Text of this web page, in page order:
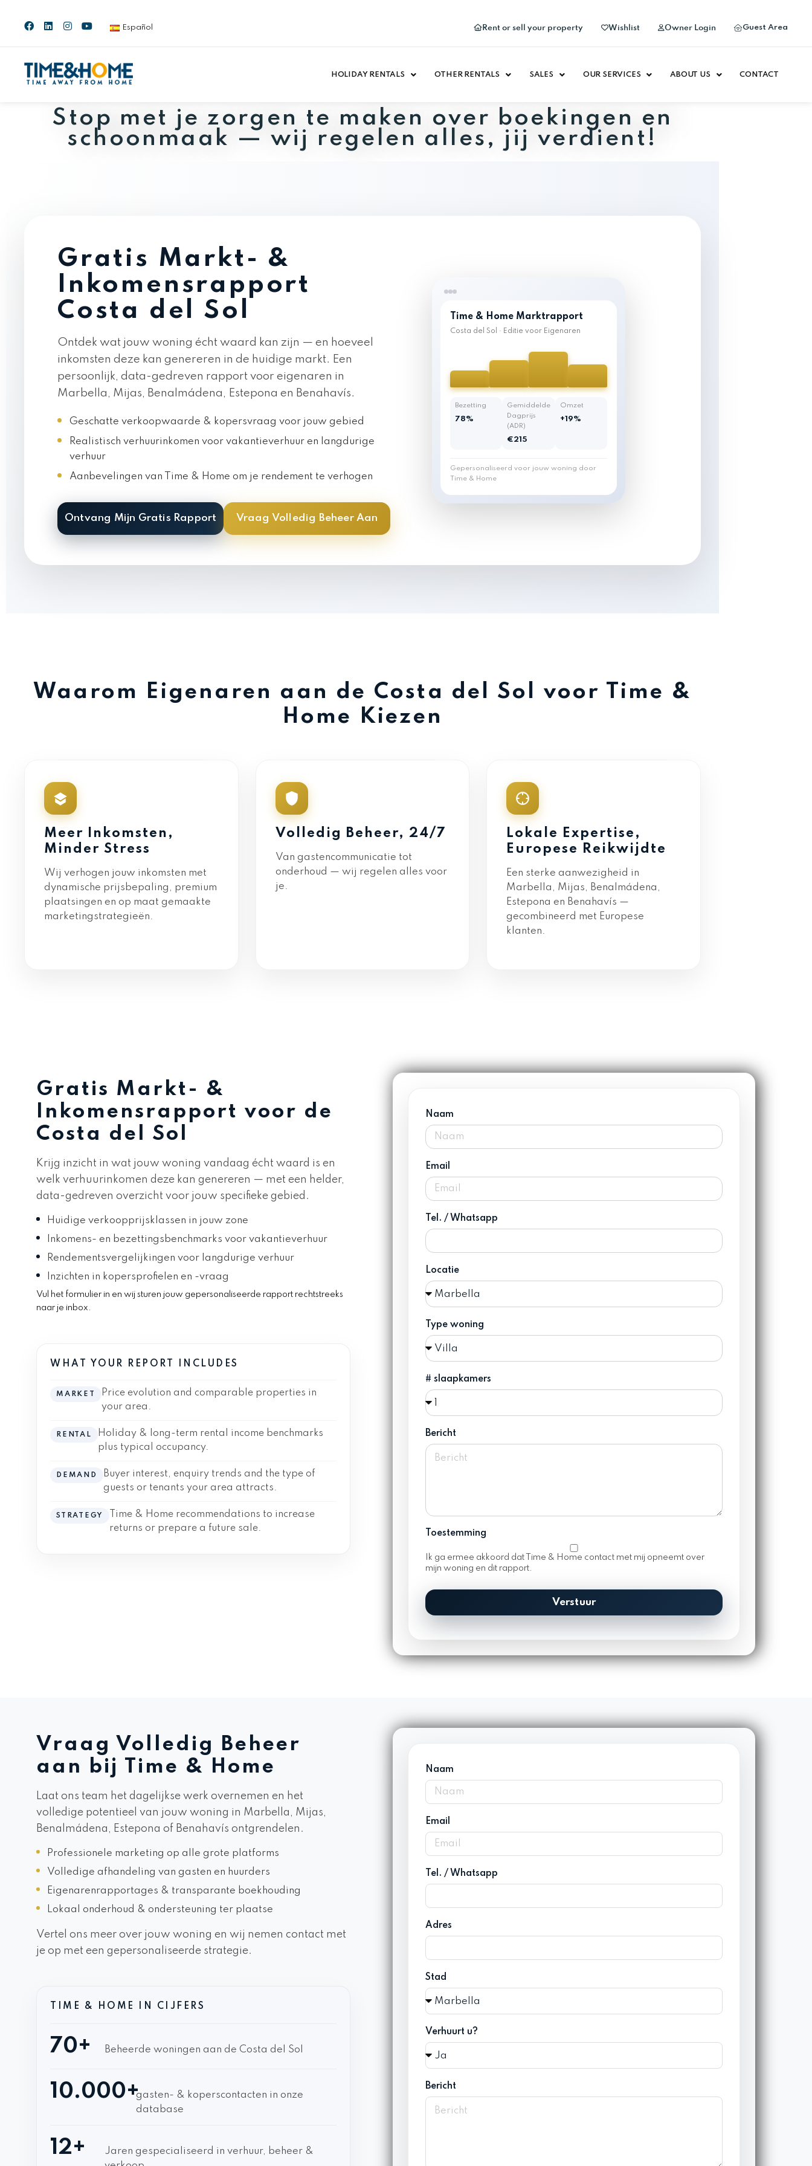
Español Rent or sell your property Wishlist Owner Login Guest Area
HOLIDAY RENTALS OTHER RENTALS SALES OUR SERVICES ABOUT US CONTACT
Stop met je zorgen te maken over boekingen en
schoonmaak — wij regelen alles, jij verdient!
Gratis Markt- &
Inkomensrapport
Costa del Sol
Ontdek wat jouw woning écht waard kan zijn — en hoeveel
inkomsten deze kan genereren in de huidige markt. Een
persoonlijk, data-gedreven rapport voor eigenaren in
Marbella, Mijas, Benalmádena, Estepona en Benahavís.
Geschatte verkoopwaarde & kopersvraag voor jouw gebied
Realistisch verhuurinkomen voor vakantieverhuur en langdurige
verhuur
Aanbevelingen van Time & Home om je rendement te verhogen
Ontvang Mijn Gratis Rapport Vraag Volledig Beheer Aan
Time & Home Marktrapport
Costa del Sol · Editie voor Eigenaren
Bezetting
78%
Gemiddelde
Dagprijs
(ADR)
€215
Omzet
+19%
Gepersonaliseerd voor jouw woning door
Time & Home
Waarom Eigenaren aan de Costa del Sol voor Time &
Home Kiezen
Meer Inkomsten,
Minder Stress
Wij verhogen jouw inkomsten met
dynamische prijsbepaling, premium
plaatsingen en op maat gemaakte
marketingstrategieën.
Volledig Beheer, 24/7
Van gastencommunicatie tot
onderhoud — wij regelen alles voor
je.
Lokale Expertise,
Europese Reikwijdte
Een sterke aanwezigheid in
Marbella, Mijas, Benalmádena,
Estepona en Benahavís —
gecombineerd met Europese
klanten.
Gratis Markt- &
Inkomensrapport voor de
Costa del Sol
Krijg inzicht in wat jouw woning vandaag écht waard is en
welk verhuurinkomen deze kan genereren — met een helder,
data-gedreven overzicht voor jouw specifieke gebied.
Huidige verkoopprijsklassen in jouw zone
Inkomens- en bezettingsbenchmarks voor vakantieverhuur
Rendementsvergelijkingen voor langdurige verhuur
Inzichten in kopersprofielen en -vraag
Vul het formulier in en wij sturen jouw gepersonaliseerde rapport rechtstreeks
naar je inbox.
WHAT YOUR REPORT INCLUDES
MARKET
Price evolution and comparable properties in
your area.
RENTAL
Holiday & long-term rental income benchmarks
plus typical occupancy.
DEMAND
Buyer interest, enquiry trends and the type of
guests or tenants your area attracts.
STRATEGY
Time & Home recommendations to increase
returns or prepare a future sale.
Naam
Email
Tel. / Whatsapp
Locatie
Type woning
# slaapkamers
Bericht
Toestemming
Ik ga ermee akkoord dat Time & Home contact met mij opneemt over
mijn woning en dit rapport.
Verstuur
Vraag Volledig Beheer
aan bij Time & Home
Laat ons team het dagelijkse werk overnemen en het
volledige potentieel van jouw woning in Marbella, Mijas,
Benalmádena, Estepona of Benahavís ontgrendelen.
Professionele marketing op alle grote platforms
Volledige afhandeling van gasten en huurders
Eigenarenrapportages & transparante boekhouding
Lokaal onderhoud & ondersteuning ter plaatse
Vertel ons meer over jouw woning en wij nemen contact met
je op met een gepersonaliseerde strategie.
TIME & HOME IN CIJFERS
70+ Beheerde woningen aan de Costa del Sol
10.000+gasten- & koperscontacten in onze
database
12+
Jaren gespecialiseerd in verhuur, beheer &
Naam
Email
Tel. / Whatsapp
Adres
Stad
Verhuurt u?
Bericht